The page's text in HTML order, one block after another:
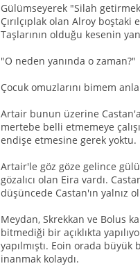
Gülümseyerek "Silah
Çırılçıplak olan Alroy
Taşlarının olduğu kesenin
"O neden yanında o zaman?"
Çocuk omuzlarını bimem
Artair bunun üzerine
mertebe belli etmemeye
endişe etmesine gerek
Artair'le göz göze gelince
gözalıcı olan Eira vardı.
düşüncede Castan'ın yalnız
Meydan, Skrekkan ve Bolus
bitmediği bir açıklıkta
yapılmıştı. Eoin orada
inanmak kolaydı.